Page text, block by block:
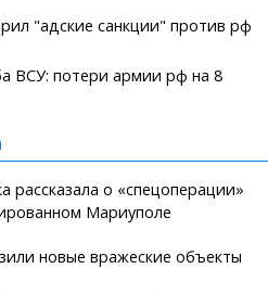
"адские санкции" против рф
ВСУ: потери армии рф на 8
рассказала о «спецоперации»
Мариуполе
новые вражеские объекты